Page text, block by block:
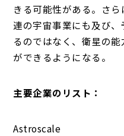
きる可能性がある。さ
連の宇宙事業にも及び
るのではなく、衛星の
ができるようになる。
主要企業のリスト：
Astroscale